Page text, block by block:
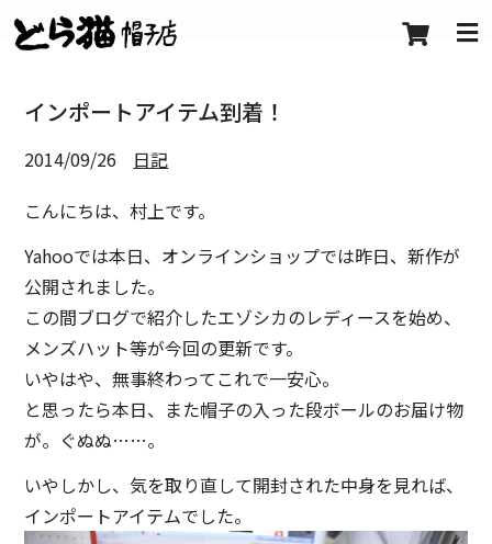
インポートアイテム到着！
2014/09/26
日記
こんにちは、村上です。
Yahooでは本日、オンラインショップでは昨日、新作が
公開されました。
この間ブログで紹介したエゾシカのレディースを始め、
メンズハット等が今回の更新です。
いやはや、無事終わってこれで一安心。
と思ったら本日、また帽子の入った段ボールのお届け物
が。ぐぬぬ……。
いやしかし、気を取り直して開封された中身を見れば、
インポートアイテムでした。